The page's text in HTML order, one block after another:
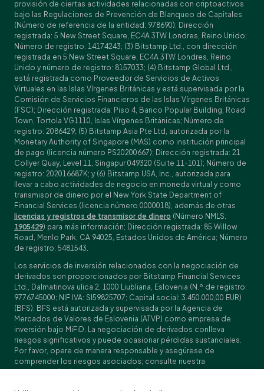
provisión de ciertas actividades relacionadas con criptoactivos
bajo las Regulaciones de Prevención de Blanqueo de Capitales
(Número de referencia de la entidad: 978690); Dirección
registrada: 5 New Street Square, EC4A 3TW Londres, Reino Unido;
Número de registro: 14174243; (3) Bitstamp Ltd., con dirección
registrada en 5 New Street Square, EC4A 3TW Londres, Reino
Unido y número de registro: 8157033; (4) Bitstamp Global Ltd.,
está registrada como Proveedor de Servicios de Activos
Virtuales en las Islas Vírgenes Británicas y está supervisada por la
Comisión de Servicios Financieros de las Islas Vírgenes Británicas
(FSC); Dirección registrada: Piso 4, Banco Popular Building, Road
Town, Tortola VG1110, Islas Vírgenes Británicas; Número de
registro: 2086429; (5) Bitstamp Asia Pte Ltd, autorizada por la
Monetary Authority of Singapore (MAS) como institución principal
de pago (licencia número PS20200667); Dirección registrada: 21
Collyer Quay, Level 11, Singapur 049320 (Suite 11-101); Número de
registro: 202016687K; y (6) Bitstamp USA, Inc., autorizada para
llevar a cabo actividades de negocio en moneda virtual y como
transmisor de dinero por el New York State Department of
Financial Services (licencia número 0000018), además de otras
licencias y registros de transmisor de dinero (Número NMLS:
1905429) para más información; Dirección registrada: 85 Willow
Road, Menlo Park, CA 94025, Estados Unidos de América; Número
de registro: 5481543.
Los servicios de inversión relacionados con la negociación de
derivados son proporcionados por Bitstamp Financial Services
Ltd., Dalmatinova ulica 2, 1000 Liubliana, Eslovenia (N.º de registro:
9776745000; NIF IVA: SI59825707; Capital social: 3.450.000,00 EUR)
(BFS). BFS está autorizada y supervisada por la Agencia de
Mercados de Valores de Eslovenia (ATVP) como empresa de
inversión bajo MiFiD. La negociación de derivados conlleva
riesgos significativos y puede ocasionar pérdidas sustanciales.
Por favor, opere de manera responsable y asegúrese de
comprender los riesgos asociados; consulte nuestra
Especificación de contratos, losTérminos y condiciones